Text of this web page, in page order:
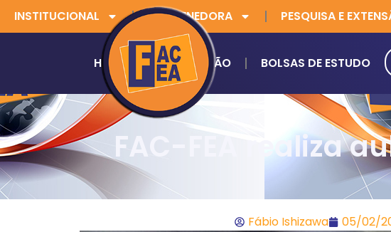
INSTITUCIONAL MANTENEDORA PESQUISA E
HOME GRADUAÇÃO BOLSAS DE ESTUDO
FAC-FEA realiza
Fábio Ishizawa 05/02/